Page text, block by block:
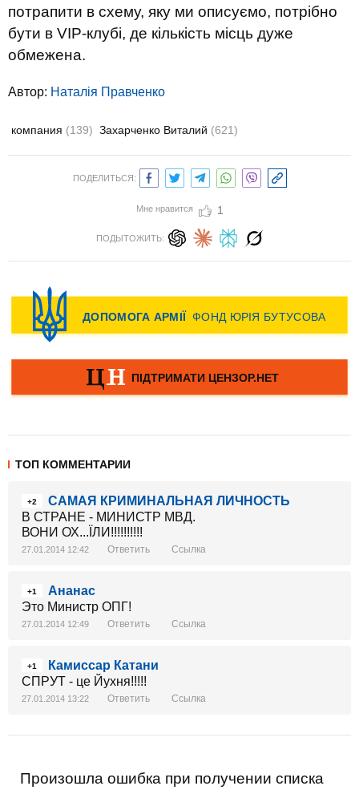
потрапити в схему, яку ми описуємо, потрібно
бути в VIP-клубі, де кількість місць дуже
обмежена.
Автор: Наталія Правченко
компания (139) Захарченко Виталий (621)
ПОДЕЛИТЬСЯ:
Мне нравится 1
ПОДЫТОЖИТЬ:
ТОП КОММЕНТАРИИ
+2
САМАЯ КРИМИНАЛЬНАЯ ЛИЧНОСТЬ
В СТРАНЕ - МИНИСТР МВД.
ВОНИ ОХ...ЇЛИ!!!!!!!!!!
27.01.2014 12:42 Ответить Ссылка
+1
Ананас
Это Министр ОПГ!
27.01.2014 12:49 Ответить Ссылка
+1
Камиссар Катани
СПРУТ - це Йухня!!!!!
27.01.2014 13:22 Ответить Ссылка
Произошла ошибка при получении списка